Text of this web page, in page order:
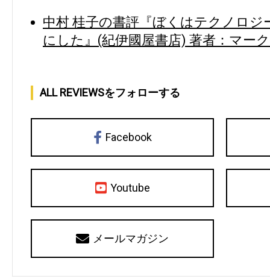
中村 桂子の書評『ぼくはテクノロ
にした』(紀伊國屋書店) 著者：マー
ALL REVIEWSをフォローする
Facebook
Youtube
メールマガジン